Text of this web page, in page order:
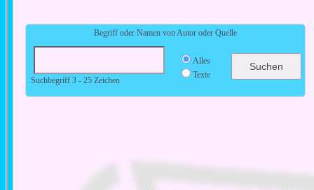
Begriff oder Namen von Autor oder Quelle
Suchbegriff 3 - 25 Zeichen
Alles
Texte